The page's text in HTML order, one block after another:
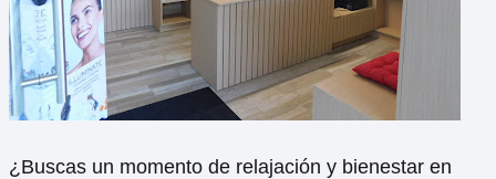
¿Buscas un momento de relajación y bienestar en